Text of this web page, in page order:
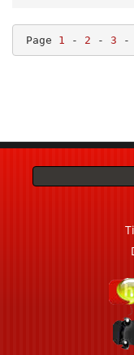
Page 1 - 2 - 3 -